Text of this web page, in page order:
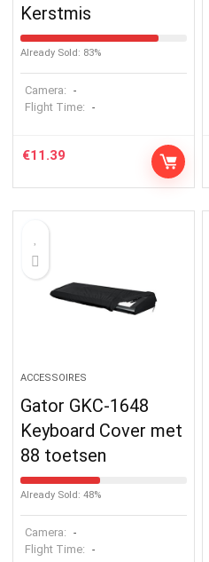
Kerstmis
Already Sold: 83%
Camera: -
Flight Time: -
€11.39
ACCESSOIRES
Gator GKC-1648
Keyboard Cover met
88 toetsen
Already Sold: 48%
Camera: -
Flight Time: -